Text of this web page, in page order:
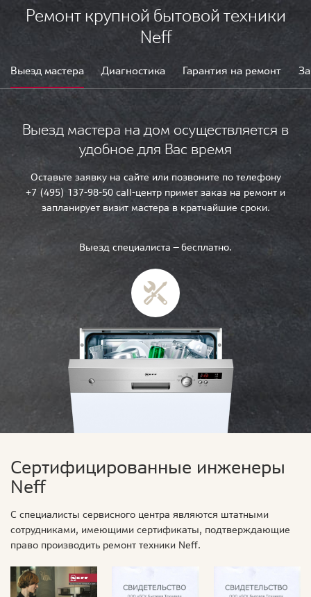
Ремонт крупной бытовой техники
Neff
Выезд мастера Диагностика Гарантия на ремонт
Выезд мастера на дом осуществляется в
удобное для Вас время
Оставьте заявку на сайте или позвоните по телефону
+7 (495) 137-98-50 call-центр примет заказ на ремонт и
запланирует визит мастера в кратчайшие сроки.
Выезд специалиста — бесплатно.
Сертифицированные инженеры
Neff
С специалисты сервисного центра являются штатными
сотрудниками, имеющими сертификаты, подтверждающие
право производить ремонт техники Neff.